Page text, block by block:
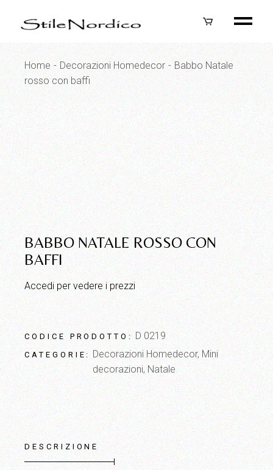
content
Home Decorazioni Homedecor
Babbo Natale
rosso con baffi
BABBO NATALE ROSSO CON
BAFFI
Accedi per vedere i prezzi
CODICE PRODOTTO: D 0219
CATEGORIE: Decorazioni Homedecor,Mini
decorazioni, Natale
DESCRIZIONE